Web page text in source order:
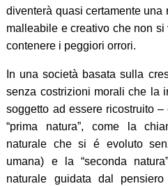
diventerà quasi certamente una
malleabile e creativo che non
contenere i peggiori orrori.
In una società basata sulla
senza costrizioni morali che la
soggetto ad essere ricostruito
“prima natura”, come la
naturale che si é evoluto
umana) e la “seconda
naturale guidata dal